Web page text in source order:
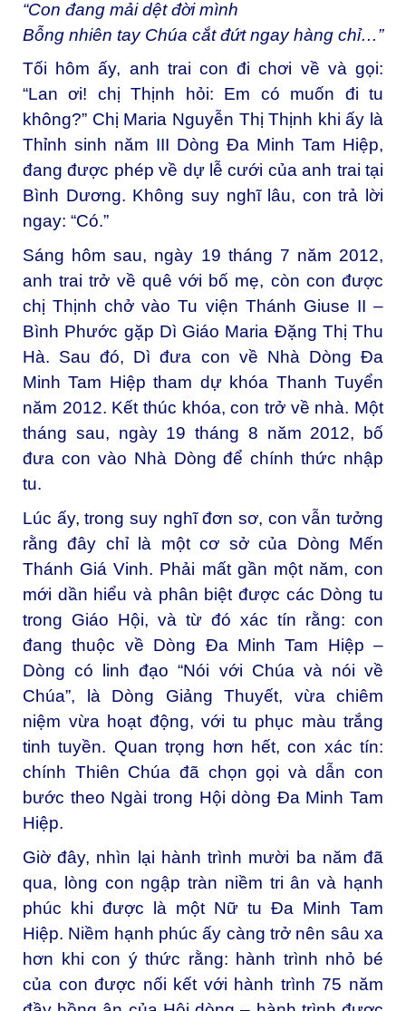
“Con đang mải dệt đời mình
Bỗng nhiên tay Chúa cắt đứt ngay hàng chỉ…”
Tối hôm ấy, anh trai con đi chơi về và gọi:
“Lan ơi! chị Thịnh hỏi: Em có muốn đi tu
không?” Chị Maria Nguyễn Thị Thịnh khi ấy là
Thỉnh sinh năm III Dòng Đa Minh Tam Hiệp,
đang được phép về dự lễ cưới của anh trai tại
Bình Dương. Không suy nghĩ lâu, con trả lời
ngay: “Có.”
Sáng hôm sau, ngày 19 tháng 7 năm 2012,
anh trai trở về quê với bố mẹ, còn con được
chị Thịnh chở vào Tu viện Thánh Giuse II –
Bình Phước gặp Dì Giáo Maria Đặng Thị Thu
Hà. Sau đó, Dì đưa con về Nhà Dòng Đa
Minh Tam Hiệp tham dự khóa Thanh Tuyển
năm 2012. Kết thúc khóa, con trở về nhà. Một
tháng sau, ngày 19 tháng 8 năm 2012, bố
đưa con vào Nhà Dòng để chính thức nhập
tu.
Lúc ấy, trong suy nghĩ đơn sơ, con vẫn tưởng
rằng đây chỉ là một cơ sở của Dòng Mến
Thánh Giá Vinh. Phải mất gần một năm, con
mới dần hiểu và phân biệt được các Dòng tu
trong Giáo Hội, và từ đó xác tín rằng: con
đang thuộc về Dòng Đa Minh Tam Hiệp –
Dòng có linh đạo “Nói với Chúa và nói về
Chúa”, là Dòng Giảng Thuyết, vừa chiêm
niệm vừa hoạt động, với tu phục màu trắng
tinh tuyền. Quan trọng hơn hết, con xác tín:
chính Thiên Chúa đã chọn gọi và dẫn con
bước theo Ngài trong Hội dòng Đa Minh Tam
Hiệp.
Giờ đây, nhìn lại hành trình mười ba năm đã
qua, lòng con ngập tràn niềm tri ân và hạnh
phúc khi được là một Nữ tu Đa Minh Tam
Hiệp. Niềm hạnh phúc ấy càng trở nên sâu xa
hơn khi con ý thức rằng: hành trình nhỏ bé
của con được nối kết với hành trình 75 năm